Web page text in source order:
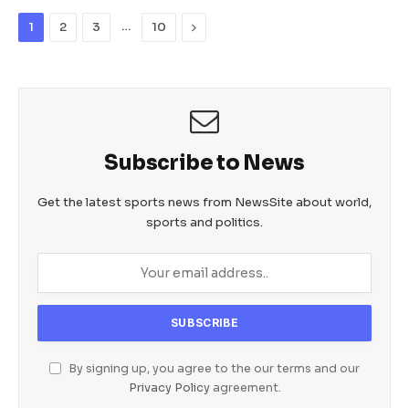
b
A
1 2 3 … 10 Next
Subscribe to News
Get the latest sports news from NewsSite about world,
sports and politics.
By signing up, you agree to the our terms and our
Privacy Policyagreement.